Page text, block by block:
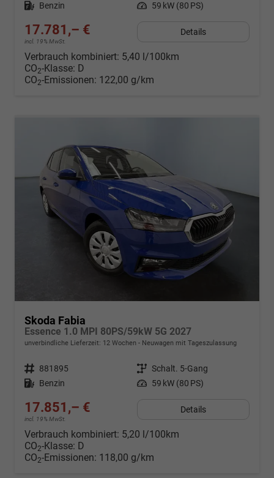
Kraftstoff Benzin Leistung 59 kW (80 PS)
17.781,– €
incl. 19% MwSt.
Details
Verbrauch kombiniert: 5,40 l/100km
CO2-Klasse: D
CO2-Emissionen: 122,00 g/km
Skoda Fabia
Essence 1.0 MPI 80PS/59kW 5G 2027
unverbindliche Lieferzeit: 12 Wochen Neuwagen mit Tageszulassung
Fahrzeugnr. 881895 Getriebe Schalt. 5-Gang
Kraftstoff Benzin Leistung 59 kW (80 PS)
17.851,– €
incl. 19% MwSt.
Details
Verbrauch kombiniert: 5,20 l/100km
CO2-Klasse: D
CO2-Emissionen: 118,00 g/km